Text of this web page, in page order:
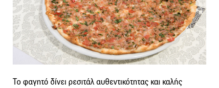
Το φαγητό δίνει ρεσιτάλ αυθεντικότητας και καλής